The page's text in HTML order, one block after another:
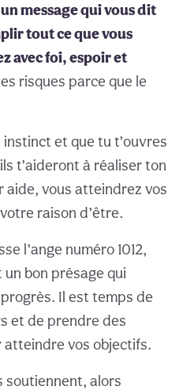
message qui vous dit
tout ce que vous
avec foi, espoir et
risques parce que le
et que tu t’ouvres
t’aideront à réaliser ton
aide, vous atteindrez vos
raison d’être.
l’ange numéro 1012,
bon présage qui
Il est temps de
et de prendre des
atteindre vos objectifs.
soutiennent, alors